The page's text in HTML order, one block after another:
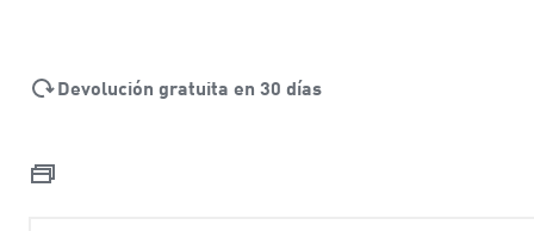
Devolución gratuita en 30 días